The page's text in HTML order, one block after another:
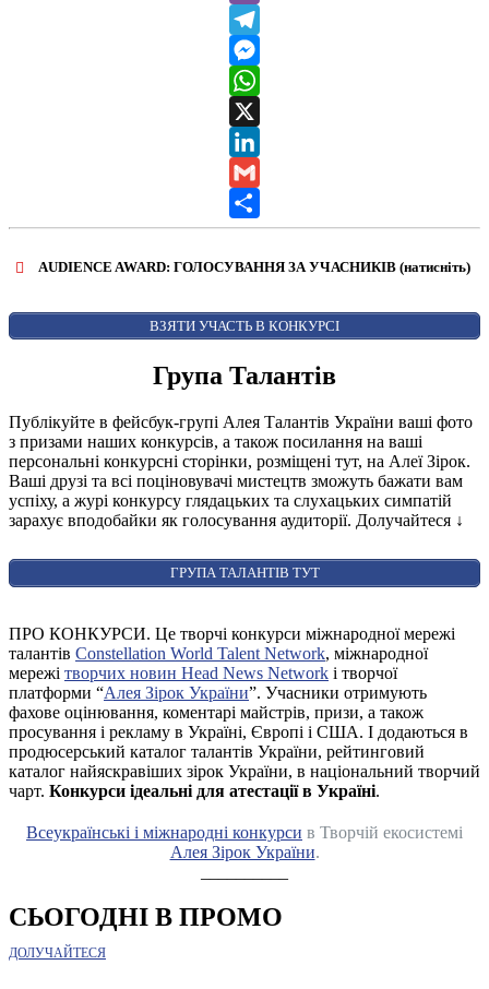
Viber
Telegram
Messenger
WhatsApp
X
LinkedIn
Gmail
Share
AUDIENCE AWARD: ГОЛОСУВАННЯ ЗА УЧАСНИКІВ (натисніть)
AUDIENCE AWARD
ВЗЯТИ УЧАСТЬ В КОНКУРСІ
Група Талантів
Публікуйте в фейсбук-групі Алея Талантів України ваші фото
з призами наших конкурсів, а також посилання на ваші
персональні конкурсні сторінки, розміщені тут, на Алеї Зірок.
Ваші друзі та всі поціновувачі мистецтв зможуть бажати вам
успіху, а журі конкурсу глядацьких та слухацьких симпатій
зарахує вподобайки як голосування аудиторії. Долучайтеся ↓
ГРУПА ТАЛАНТІВ ТУТ
ПРО КОНКУРСИ. Це творчі конкурси міжнародної мережі
талантів Constellation World Talent Network, міжнародної
мережі творчих новин Head News Network і творчої
платформи “Алея Зірок України”. Учасники отримують
фахове оцінювання, коментарі майстрів, призи, а також
просування і рекламу в Україні, Європі і США. І додаються в
продюсерський каталог талантів України, рейтинговий
каталог найяскравіших зірок України, в національний творчий
чарт. Конкурси ідеальні для атестації в Україні.
Всеукраїнські і міжнародні конкурси в Творчій екосистемі
Алея Зірок України.
СЬОГОДНІ В ПРОМО
ДОЛУЧАЙТЕСЯ